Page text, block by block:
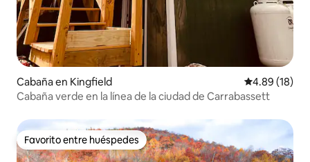
Cabaña en Kingfield Calificación
4.89 (18)
Cabaña verde en la línea de la ciudad de Carrabassett
Favorito entre huéspedes
Favorito entre huéspedes